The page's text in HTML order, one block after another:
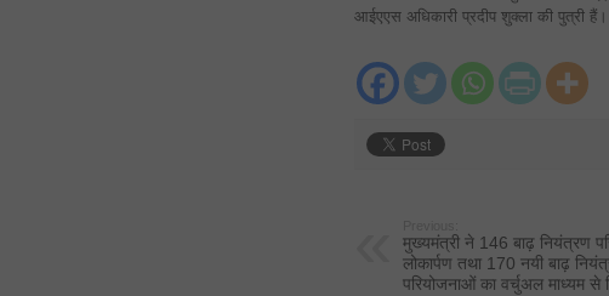
आईएएस अधिकारी प्रदीप शुक्ला की पुत्री हैं।
मुख्यमंत्री ने 146 बाढ़ नियंत्रण
लोकार्पण तथा 170 नयी बाढ़
परियोजनाओं का वर्चुअल माध्यम से